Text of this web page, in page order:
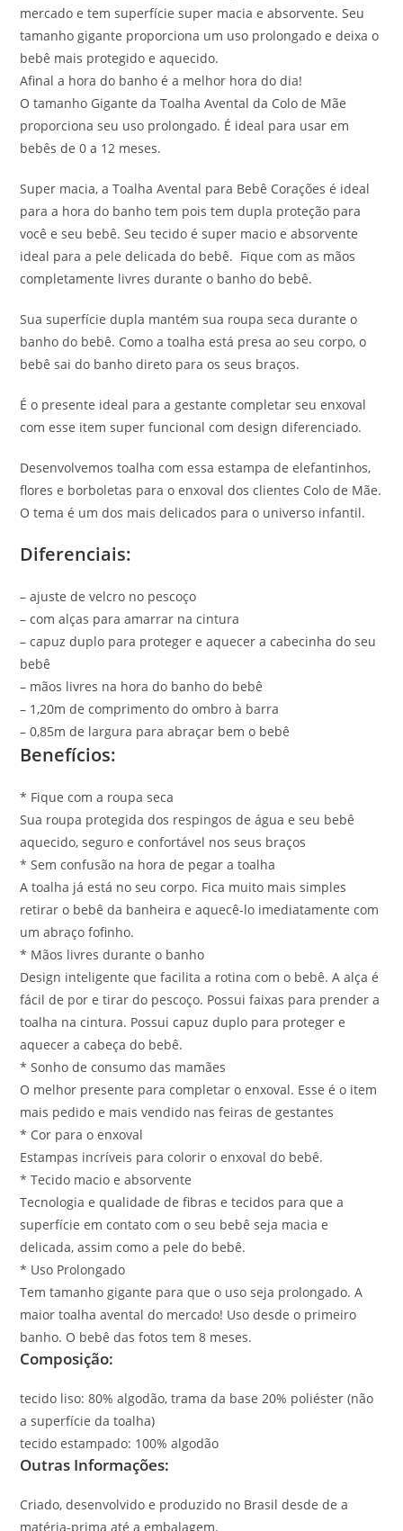
mercado e tem superfície super macia e absorvente. Seu
tamanho gigante proporciona um uso prolongado e deixa o
bebê mais protegido e aquecido.
Afinal a hora do banho é a melhor hora do dia!
O tamanho Gigante da Toalha Avental da Colo de Mãe
proporciona seu uso prolongado. É ideal para usar em
bebês de 0 a 12 meses.
Super macia, a Toalha Avental para Bebê Corações é ideal
para a hora do banho tem pois tem dupla proteção para
você e seu bebê. Seu tecido é super macio e absorvente
ideal para a pele delicada do bebê. Fique com as mãos
completamente livres durante o banho do bebê.
Sua superfície dupla mantém sua roupa seca durante o
banho do bebê. Como a toalha está presa ao seu corpo, o
bebê sai do banho direto para os seus braços.
É o presente ideal para a gestante completar seu enxoval
com esse item super funcional com design diferenciado.
Desenvolvemos toalha com essa estampa de elefantinhos,
flores e borboletas para o enxoval dos clientes Colo de Mãe.
O tema é um dos mais delicados para o universo infantil.
Diferenciais:
– ajuste de velcro no pescoço
– com alças para amarrar na cintura
– capuz duplo para proteger e aquecer a cabecinha do seu
bebê
– mãos livres na hora do banho do bebê
– 1,20m de comprimento do ombro à barra
– 0,85m de largura para abraçar bem o bebê
Benefícios:
* Fique com a roupa seca
Sua roupa protegida dos respingos de água e seu bebê
aquecido, seguro e confortável nos seus braços
* Sem confusão na hora de pegar a toalha
A toalha já está no seu corpo. Fica muito mais simples
retirar o bebê da banheira e aquecê-lo imediatamente com
um abraço fofinho.
* Mãos livres durante o banho
Design inteligente que facilita a rotina com o bebê. A alça é
fácil de por e tirar do pescoço. Possui faixas para prender a
toalha na cintura. Possui capuz duplo para proteger e
aquecer a cabeça do bebê.
* Sonho de consumo das mamães
O melhor presente para completar o enxoval. Esse é o item
mais pedido e mais vendido nas feiras de gestantes
* Cor para o enxoval
Estampas incríveis para colorir o enxoval do bebê.
* Tecido macio e absorvente
Tecnologia e qualidade de fibras e tecidos para que a
superfície em contato com o seu bebê seja macia e
delicada, assim como a pele do bebê.
* Uso Prolongado
Tem tamanho gigante para que o uso seja prolongado. A
maior toalha avental do mercado! Uso desde o primeiro
banho. O bebê das fotos tem 8 meses.
Composição:
tecido liso: 80% algodão, trama da base 20% poliéster (não
a superfície da toalha)
tecido estampado: 100% algodão
Outras Informações:
Criado, desenvolvido e produzido no Brasil desde de a
matéria-prima até a embalagem.